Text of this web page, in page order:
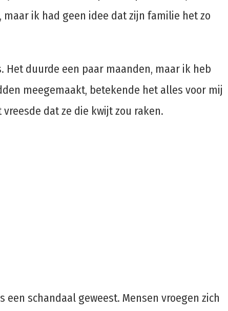
ik had geen idee dat zijn familie het zo
Het duurde een paar maanden, maar ik heb
meegemaakt, betekende het alles voor mij
dat ze die kwijt zou raken.
schandaal geweest. Mensen vroegen zich